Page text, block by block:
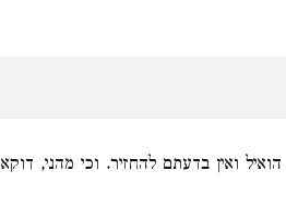
ואין בדעתם להחזיר. וכי מהני, דוקא